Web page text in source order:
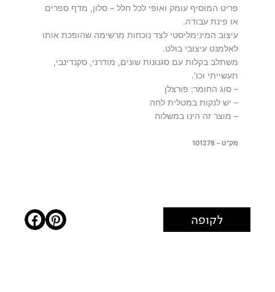
פריט המוסיף עומק ואופי לכל חלל – סלון, מדף ספרים
או פינת עבודה.
עיצוב המינימליסטי לצד נוכחות מרשימה שהופכת אותו
לאלמנט עיצובי בולט.
משתלב בקלות עם סגנונות שונים, מודרני, סקנדינבי,
תעשייתי וכו'.
– סוג החומר: פורצלן
– יש לנקות במטלית לחה
– מוצר זה הינו במשלוח
מק"ט – 101278
לקופה